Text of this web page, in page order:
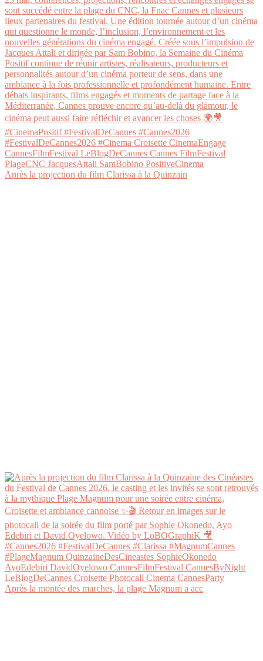
Après la projection du film Clarissa à la Quinzain
Après la montée des marches, la plage Magnum a acc